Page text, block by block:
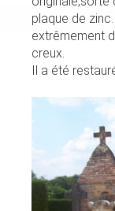
plaque de
extrêmement
creux.
Il a été